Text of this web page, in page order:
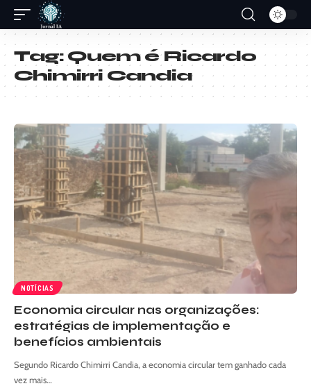
Tag:Quem é Ricardo
Chimirri Candia
NOTÍCIAS
Economia circular nas organizações:
estratégias de implementação e
benefícios ambientais
Segundo Ricardo Chimirri Candia, a economia circular tem ganhado cada
vez mais…